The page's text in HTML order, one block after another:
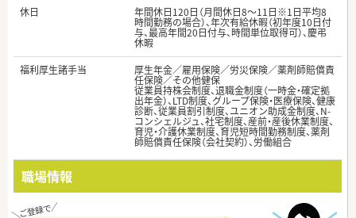
休日
年間休日120日（月間休日8～11日※1日平均8
時間勤務の場合）、年次有給休暇（初年度10日付
与、最高年間20日付与、時間単位取得可）、慶弔
休暇
福利厚生諸手当
厚生年金／雇用保険／労災保険／薬剤師賠償責
任保険／その他健保
従業員持株会制度、退職金制度（一時金・確定拠
出年金）、LTD制度、グループ保険・医療保険、健康
診断、従業員割引制度、ユニオン助成金制度、N-
コンシェルジュ、社宅制度、産前・産後休業制度、
育児・介護休業制度、育児短時間勤務制度、薬剤
師賠償責任保険（会社契約）、労働組合
職場情報